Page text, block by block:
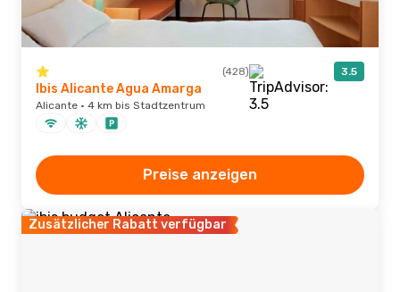
(428) 3.5
Ibis Alicante Agua Amarga
Alicante · 4 km bis Stadtzentrum
Preise anzeigen
Zusätzlicher Rabatt verfügbar